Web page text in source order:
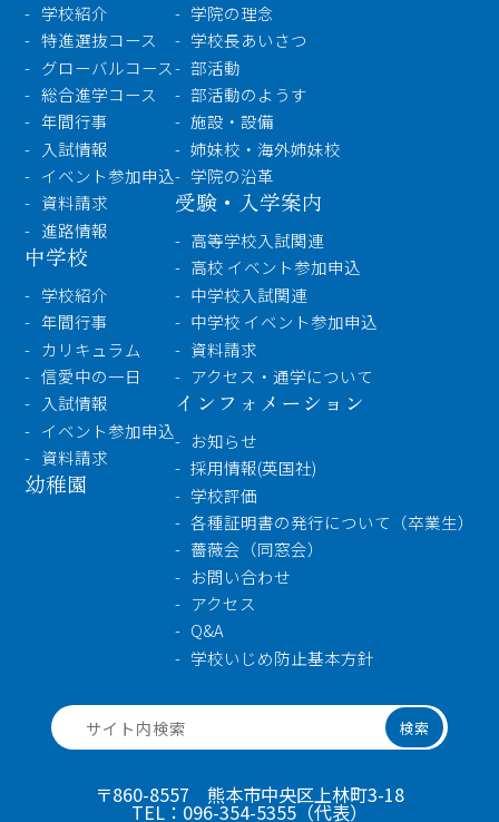
学校紹介
特進選抜コース
グローバルコース
総合進学コース
年間行事
入試情報
イベント参加申込
資料請求
進路情報
中学校
学校紹介
年間行事
カリキュラム
信愛中の一日
入試情報
イベント参加申込
資料請求
幼稚園
学院の理念
学校長あいさつ
部活動
部活動のようす
施設・設備
姉妹校・海外姉妹校
学院の沿革
受験・入学案内
高等学校入試関連
高校 イベント参加申込
中学校入試関連
中学校 イベント参加申込
資料請求
アクセス・通学について
インフォメーション
お知らせ
採用情報(英国社)
学校評価
各種証明書の発行について（卒業生）
薔薇会（同窓会）
お問い合わせ
アクセス
Q&A
学校いじめ防止基本方針
検索
〒860-8557 熊本市中央区上林町3-18
TEL： 096-354-5355 （代表）